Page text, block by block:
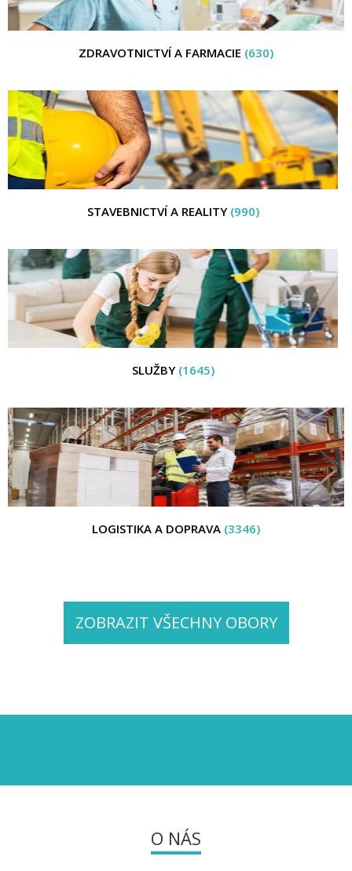
ZDRAVOTNICTVÍ A FARMACIE (630)
STAVEBNICTVÍ A REALITY (990)
SLUŽBY (1645)
LOGISTIKA A DOPRAVA (3346)
ZOBRAZIT VŠECHNY OBORY
O NÁS